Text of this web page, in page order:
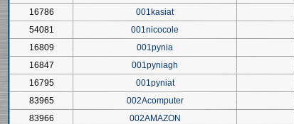
16786
001kasiat
54081
001nicocole
16809
001pynia
16847
001pyniagh
16795
001pyniat
83965
002Acomputer
83966
002AMAZON